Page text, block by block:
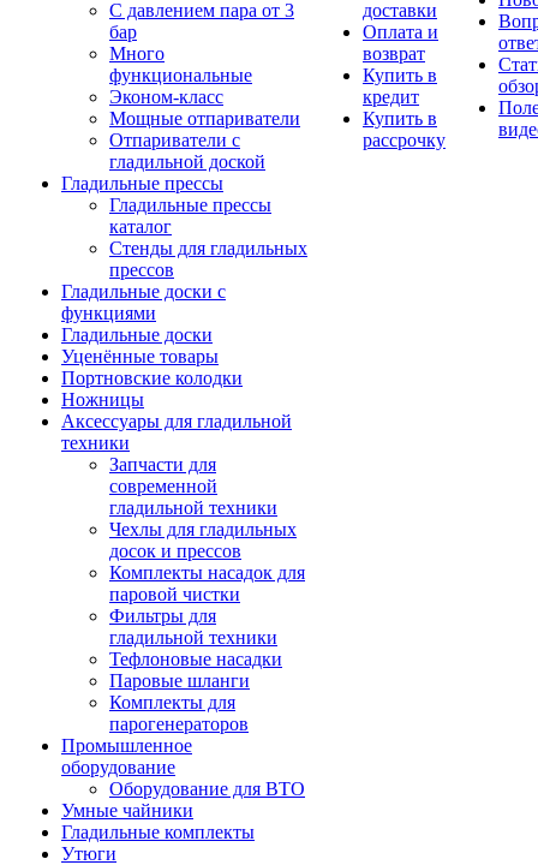
С давлением пара от 3
бар
Много
функциональные
Эконом-класс
Мощные отпариватели
Отпариватели с
гладильной доской
Гладильные прессы
Гладильные прессы
каталог
Стенды для гладильных
прессов
Гладильные доски с
функциями
Гладильные доски
Уценённые товары
Портновские колодки
Ножницы
Аксессуары для гладильной
техники
Запчасти для
современной
гладильной техники
Чехлы для гладильных
досок и прессов
Комплекты насадок для
паровой чистки
Фильтры для
гладильной техники
Тефлоновые насадки
Паровые шланги
Комплекты для
парогенераторов
Промышленное
оборудование
Оборудование для ВТО
Умные чайники
Гладильные комплекты
Утюги
доставки
Оплата и
возврат
Купить в
кредит
Купить в
рассрочку